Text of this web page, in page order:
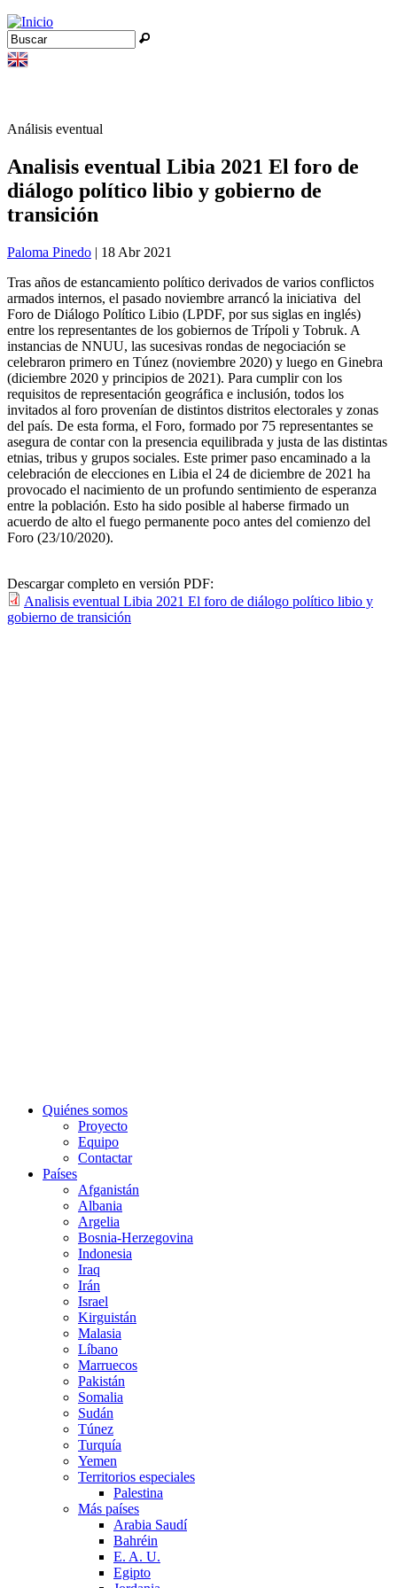
Jump to navigation
Formulario de búsqueda
Buscar
Análisis eventual
Analisis eventual Libia 2021 El foro de
diálogo político libio y gobierno de
transición
Paloma Pinedo | 18 Abr 2021
Tras años de estancamiento político derivados de varios conflictos
armados internos, el pasado noviembre arrancó la iniciativa del
Foro de Diálogo Político Libio (LPDF, por sus siglas en inglés)
entre los representantes de los gobiernos de Trípoli y Tobruk. A
instancias de NNUU, las sucesivas rondas de negociación se
celebraron primero en Túnez (noviembre 2020) y luego en Ginebra
(diciembre 2020 y principios de 2021). Para cumplir con los
requisitos de representación geográfica e inclusión, todos los
invitados al foro provenían de distintos distritos electorales y zonas
del país. De esta forma, el Foro, formado por 75 representantes se
asegura de contar con la presencia equilibrada y justa de las distintas
etnias, tribus y grupos sociales. Este primer paso encaminado a la
celebración de elecciones en Libia el 24 de diciembre de 2021 ha
provocado el nacimiento de un profundo sentimiento de esperanza
entre la población. Esto ha sido posible al haberse firmado un
acuerdo de alto el fuego permanente poco antes del comienzo del
Foro (23/10/2020).
Descargar completo en versión PDF:
Analisis eventual Libia 2021 El foro de diálogo político libio y
gobierno de transición
Quiénes somos
Proyecto
Equipo
Contactar
Países
Afganistán
Albania
Argelia
Bosnia-Herzegovina
Indonesia
Iraq
Irán
Israel
Kirguistán
Malasia
Líbano
Marruecos
Pakistán
Somalia
Sudán
Túnez
Turquía
Yemen
Territorios especiales
Palestina
Más países
Arabia Saudí
Bahréin
E. A. U.
Egipto